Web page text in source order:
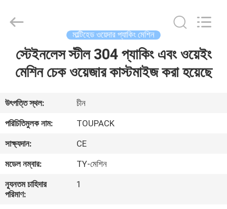
বাড়ি
আমাদের
সম্পর্কে
ফ্যাক্টরি
ট্যুর
মাল্টিহেড ওয়েদার প্যাকিং মেশিন
স্টেইনলেস স্টীল 304 প্যাকিং এবং ওয়েইং
মেশিন চেক ওয়েজার কাস্টমাইজ করা হয়েছে
উৎপত্তি স্থল:
চীন
পরিচিতিমুলক নাম:
TOUPACK
সাক্ষ্যদান:
CE
মডেল নম্বার:
TY-মেশিন
ন্যূনতম চাহিদার
পরিমাণ:
1